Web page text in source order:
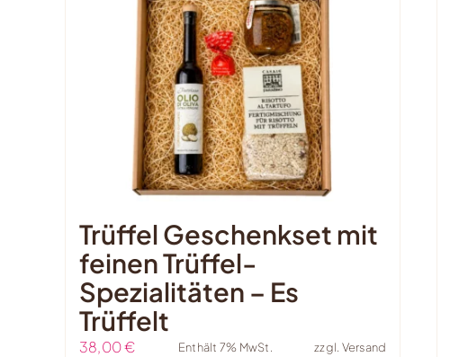
Trüffel Geschenkset mit
feinen Trüffel-
Spezialitäten – Es
Trüffelt
38,00€ Enthält 7% MwSt. zzgl. Versand